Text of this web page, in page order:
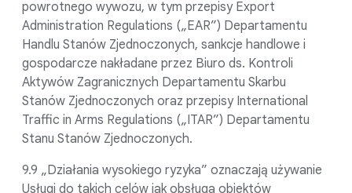
powrotnego wywozu, w tym przepisy Export
Administration Regulations („EAR”) Departamentu
Handlu Stanów Zjednoczonych, sankcje handlowe i
gospodarcze nakładane przez Biuro ds. Kontroli
Aktywów Zagranicznych Departamentu Skarbu
Stanów Zjednoczonych oraz przepisy International
Traffic in Arms Regulations („ITAR”) Departamentu
Stanu Stanów Zjednoczonych.
9.9 „Działania wysokiego ryzyka” oznaczają używanie
Usługi do takich celów jak obsługa obiektów